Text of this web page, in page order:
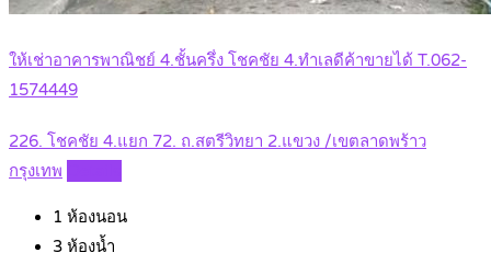
ให้เช่าอาคารพาณิชย์ 4.ชั้นครึ่ง โชคชัย 4.ทำเลดีค้าขายได้ T.062-
1574449
226. โชคชัย 4.แยก 72. ถ.สตรีวิทยา 2.แขวง /เขตลาดพร้าว
กรุงเทพ
1 ห้องนอน
3 ห้องน้ำ